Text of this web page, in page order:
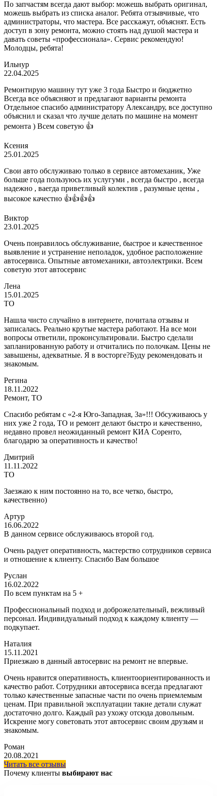
По запчастям всегда дают выбор: можешь выбрать оригинал,
можешь выбрать из списка аналог. Ребята отзывчивые, что
администраторы, что мастера. Все расскажут, объяснят. Есть
доступ в зону ремонта, можно стоять над душой мастера и
давать советы «профессионала». Сервис рекомендую!
Молодцы, ребята!
Ильнур
22.04.2025
Ремонтирую машину тут уже 3 года Быстро и бюджетно
Всегда все объясняют и предлагают варианты ремонта
Отдельное спасибо администратору Александру, все доступно
объяснил и сказал что лучше делать по машине на момент
ремонта ) Всем советую 👍
Ксения
25.01.2025
Свои авто обслуживаю только в сервисе автомеханик, Уже
больше года пользуюсь их услугуми , всегда быстро , всегда
надежно , ваегда приветливый колектив , разумные цены ,
высокое качестно 👍👍👍👍
Виктор
23.01.2025
Очень понравилось обслуживание, быстрое и качественное
выявление и устранение неполадок, удобное расположение
автосервиса. Опытные автомеханики, автоэлектрики. Всем
советую этот автосервис
Лена
15.01.2025
ТО
Нашла чисто случайно в интернете, почитала отзывы и
записалась. Реально крутые мастера работают. На все мои
вопросы ответили, проконсультировали. Быстро сделали
запланированную работу и отчитались по полочкам. Цены не
завышены, адекватные. Я в восторге?Буду рекомендовать и
знакомым.
Регина
18.11.2022
Ремонт, ТО
Спасибо ребятам с «2-я Юго-Западная, 3а»!!! Обсуживаюсь у
них уже 2 года, ТО и ремонт делают быстро и качественно,
недавно провел неожиданный ремонт КИА Соренто,
благодарю за оперативность и качество!
Дмитрий
11.11.2022
ТО
Заезжаю к ним постоянно на то, все четко, быстро,
качественно)
Артур
16.06.2022
В данном сервисе обслуживаюсь второй год.
Очень радует оперативность, мастерство сотрудников сервиса
и отношение к клиенту. Спасибо Вам большое
Руслан
16.02.2022
По всем пунктам на 5 +
Профессиональный подход и доброжелательный, вежливый
персонал. Индивидуальный подход к каждому клиенту —
подкупает.
Наталия
15.11.2021
Приезжаю в данный автосервис на ремонт не впервые.
Очень нравится оперативность, клиентоориентированность и
качество работ. Сотрудники автосервиса всегда предлагают
только качественные запасные части по очень приемлемым
ценам. При правильной эксплуатации такие детали служат
достаточно долго. Каждый раз ухожу отсюда довольным.
Искренне могу советовать этот автосервис своим друзьям и
знакомым.
Роман
20.08.2021
Читать все отзывы
Почему клиенты выбирают нас